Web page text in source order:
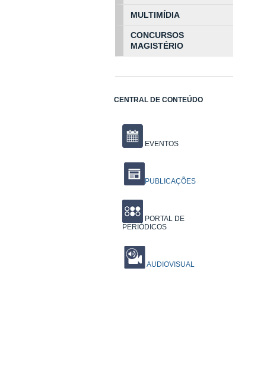
MULTIMÍDIA
CONCURSOS
MAGISTÉRIO
CENTRAL DE CONTEÚDO
EVENTOS
PUBLICAÇÕES
PORTAL DE
PERIÓDICOS
AUDIOVISUAL